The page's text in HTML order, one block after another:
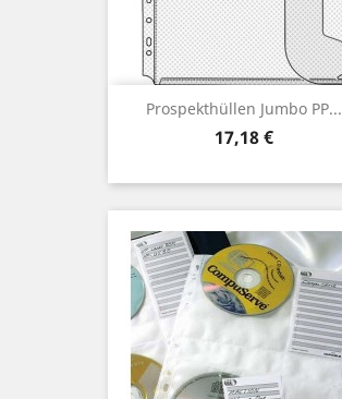
Prospekthüllen Jumbo PP...
Preis
17,18 €